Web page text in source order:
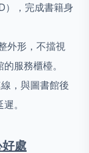
），完成書籍身
外形，不擋視
服務櫃檯。
，與圖書館後
。
處